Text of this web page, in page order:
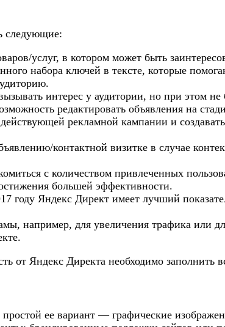
следующие:
услуг, в котором может быть
набора ключей в тексте, которые
интерес у аудитории, но при этом не
редактировать объявления на
рекламной кампании и
контактной визитке в случае
с количеством привлеченных
большей эффективности.
году Яндекс Директ имеет лучший
например, для увеличения трафика или
Яндекс Директа необходимо заполнить
ее вариант — графические